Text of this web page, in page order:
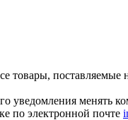
поставляемые
менять
по электронной почте